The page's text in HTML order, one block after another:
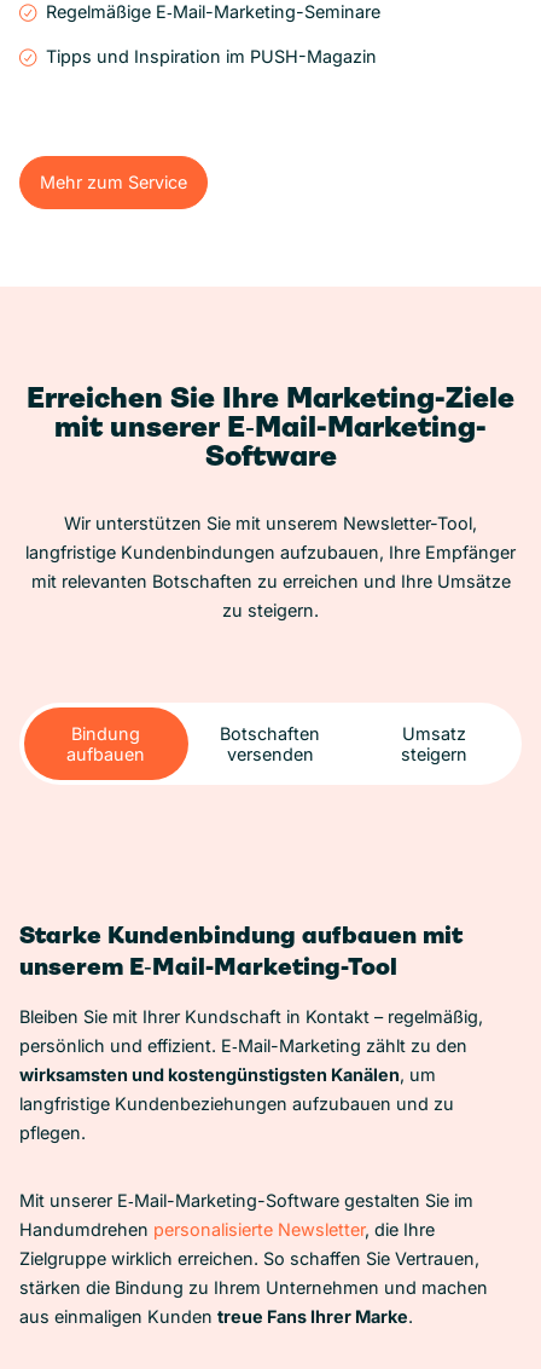
Regelmäßige E‑Mail-Marketing-Seminare
Tipps und Inspiration im PUSH-Magazin
Mehr zum Service
Mehr zum Service
Erreichen Sie Ihre Marketing-Ziele
mit unserer E‑Mail-Marketing-
Software
Wir unterstützen Sie mit unserem Newsletter-Tool,
langfristige Kundenbindungen aufzubauen, Ihre Empfänger
mit relevanten Botschaften zu erreichen und Ihre Umsätze
zu steigern.
Bindung
aufbauen
Botschaften
versenden
Umsatz
steigern
Starke Kundenbindung aufbauen mit
unserem E‑Mail-Marketing-Tool
Bleiben Sie mit Ihrer Kundschaft in Kontakt – regelmäßig,
persönlich und effizient. E‑Mail-Marketing zählt zu den
wirksamsten und kostengünstigsten Kanälen, um
langfristige Kundenbeziehungen aufzubauen und zu
pflegen.
Mit unserer E‑Mail-Marketing-Software gestalten Sie im
Handumdrehen personalisierte Newsletter, die Ihre
Zielgruppe wirklich erreichen. So schaffen Sie Vertrauen,
stärken die Bindung zu Ihrem Unternehmen und machen
aus einmaligen Kunden treue Fans Ihrer Marke.